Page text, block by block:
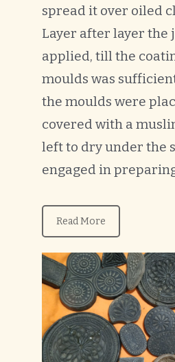
spread it over oiled
Layer after layer the
applied, till the
moulds was
the moulds were
covered with a
left to dry under the
engaged in
Read More